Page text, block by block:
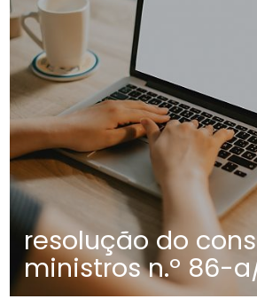
resolução do
ministros n.º 86-